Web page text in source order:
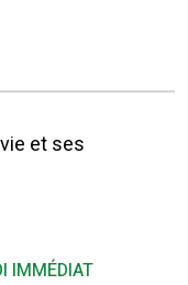
et ses
IMMÉDIAT